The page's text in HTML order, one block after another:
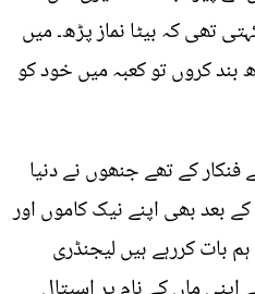
تھی کہ بیٹا نماز پڑھ۔ میں
بند کروں تو کعبہ میں خود کو
فنکار کے تھے جنھوں نے دنیا
کے بعد بھی اپنے نیک کاموں اور
بات کررہے ہیں لیجنڈری